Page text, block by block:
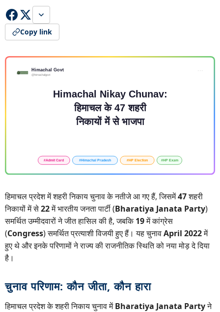
Copy link
हिमाचल प्रदेश में शहरी निकाय चुनाव के नतीजे आ गए हैं, जिसमें47शहरी
निकायों में से22में भारतीय जनता पार्टी (Bharatiya Janata Party)
समर्थित उम्मीदवारों ने जीत हासिल की है, जबकि19में कांग्रेस
(Congress) समर्थित प्रत्याशी विजयी हुए हैं। यह चुनावApril 2022में
हुए थे और इनके परिणामों ने राज्य की राजनीतिक स्थिति को नया मोड़ दे दिया
है।
चुनाव परिणाम: कौन जीता, कौन हारा
हिमाचल प्रदेश के शहरी निकाय चुनाव मेंBharatiya Janata Partyने